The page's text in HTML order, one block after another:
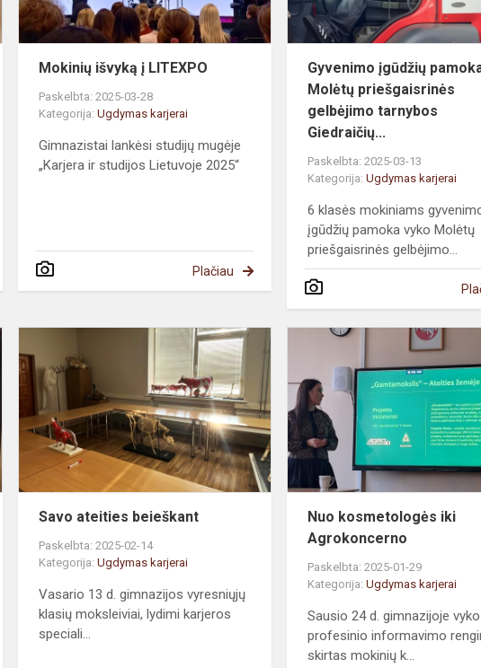
Mokinių išvyką į LITEXPO
Paskelbta: 2025-03-28
Kategorija:Ugdymas karjerai
Gimnazistai lankėsi studijų mugėje
„Karjera ir studijos Lietuvoje 2025“
Plačiau
Gyvenimo įgūdžių
Molėtų priešgaisrinės
gelbėjimo tarnybos
Giedraičių...
Paskelbta: 2025-03-13
Kategorija:Ugdymas karjerai
6 klasės mokiniams
įgūdžių pamoka vyko Molėtų
priešgaisrinės gelbėjimo...
susipažino
mokesčių
inspektoriaus
profesija
Savo
beieškant
Savo ateities beieškant
Paskelbta: 2025-02-14
Kategorija:Ugdymas karjerai
Vasario 13 d. gimnazijos vyresniųjų
klasių moksleiviai, lydimi karjeros
speciali...
Nuo kosmetologės iki
Agrokoncerno
Paskelbta: 2025-01-29
Kategorija:Ugdymas karjerai
Sausio 24 d. gimnazijoje vyko
profesinio informavimo
skirtas mokinių k...